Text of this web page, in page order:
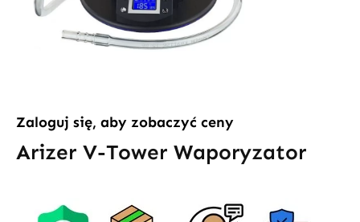
Zaloguj się, aby zobaczyć ceny
Arizer V-Tower Waporyzator